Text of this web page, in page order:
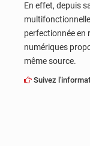
En effet, depuis
multifonctionnelle
perfectionnée en
numériques
même source.
Suivez